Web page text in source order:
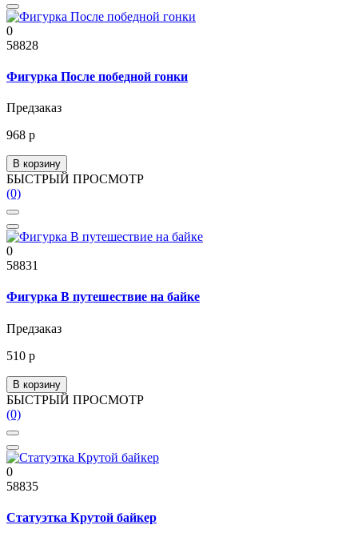
0
58828
Фигурка После победной гонки
Предзаказ
968 р
В корзину
БЫСТРЫЙ ПРОСМОТР
(0)
0
58831
Фигурка В путешествие на байке
Предзаказ
510 р
В корзину
БЫСТРЫЙ ПРОСМОТР
(0)
0
58835
Статуэтка Крутой байкер